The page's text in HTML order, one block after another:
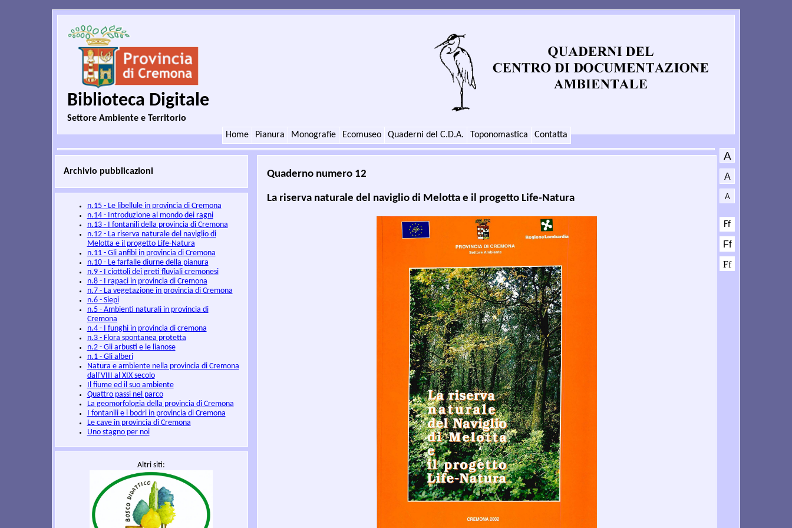
Biblioteca Digitale
Settore Ambiente e Territorio
Home
Pianura Monografie Ecomuseo Quaderni del C.D.A. Toponomastica Contatta
Archivio pubblicazioni
n.15 - Le libellule in provincia di Cremona
n.14 - Introduzione al mondo dei ragni
n.13 - I fontanili della provincia di Cremona
n.12 - La riserva naturale del naviglio di
Melotta e il progetto Life-Natura
n.11 - Gli anfibi in provincia di Cremona
n.10 - Le farfalle diurne della pianura
n.9 - I ciottoli dei greti fluviali cremonesi
n.8 - I rapaci in provincia di Cremona
n.7 - La vegetazione in provincia di Cremona
n.6 - Siepi
n.5 - Ambienti naturali in provincia di
Cremona
n.4 - I funghi in provincia di cremona
n.3 - Flora spontanea protetta
n.2 - Gli arbusti e le lianose
n.1 - Gli alberi
Natura e ambiente nella provincia di Cremona
dall'VIII al XIX secolo
Il fiume ed il suo ambiente
Quattro passi nel parco
La geomorfologia della provincia di Cremona
I fontanili e i bodri in provincia di Cremona
Le cave in provincia di Cremona
Uno stagno per noi
Altri siti:
Quaderno numero 12
La riserva naturale del naviglio di Melotta e il progetto Life-Natura